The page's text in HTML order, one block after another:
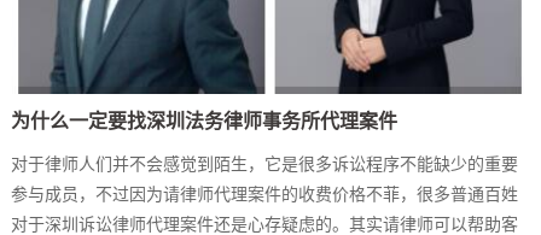
为什么一定要找深圳法务律师事务所代理案件
对于律师人们并不会感觉到陌生，它是很多诉讼程序不能缺少的重要
参与成员，不过因为请律师代理案件的收费价格不菲，很多普通百姓
对于深圳诉讼律师代理案件还是心存疑虑的。其实请律师可以帮助客